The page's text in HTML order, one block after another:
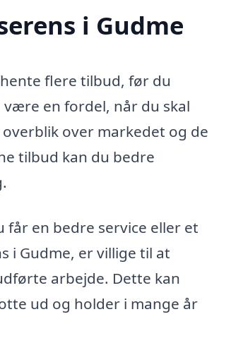
i Gudme
flere tilbud, før du
en fordel, når du skal
over markedet og de
tilbud kan du bedre
en bedre service eller et
i Gudme, er villige til at
arbejde. Dette kan
ud og holder i mange år